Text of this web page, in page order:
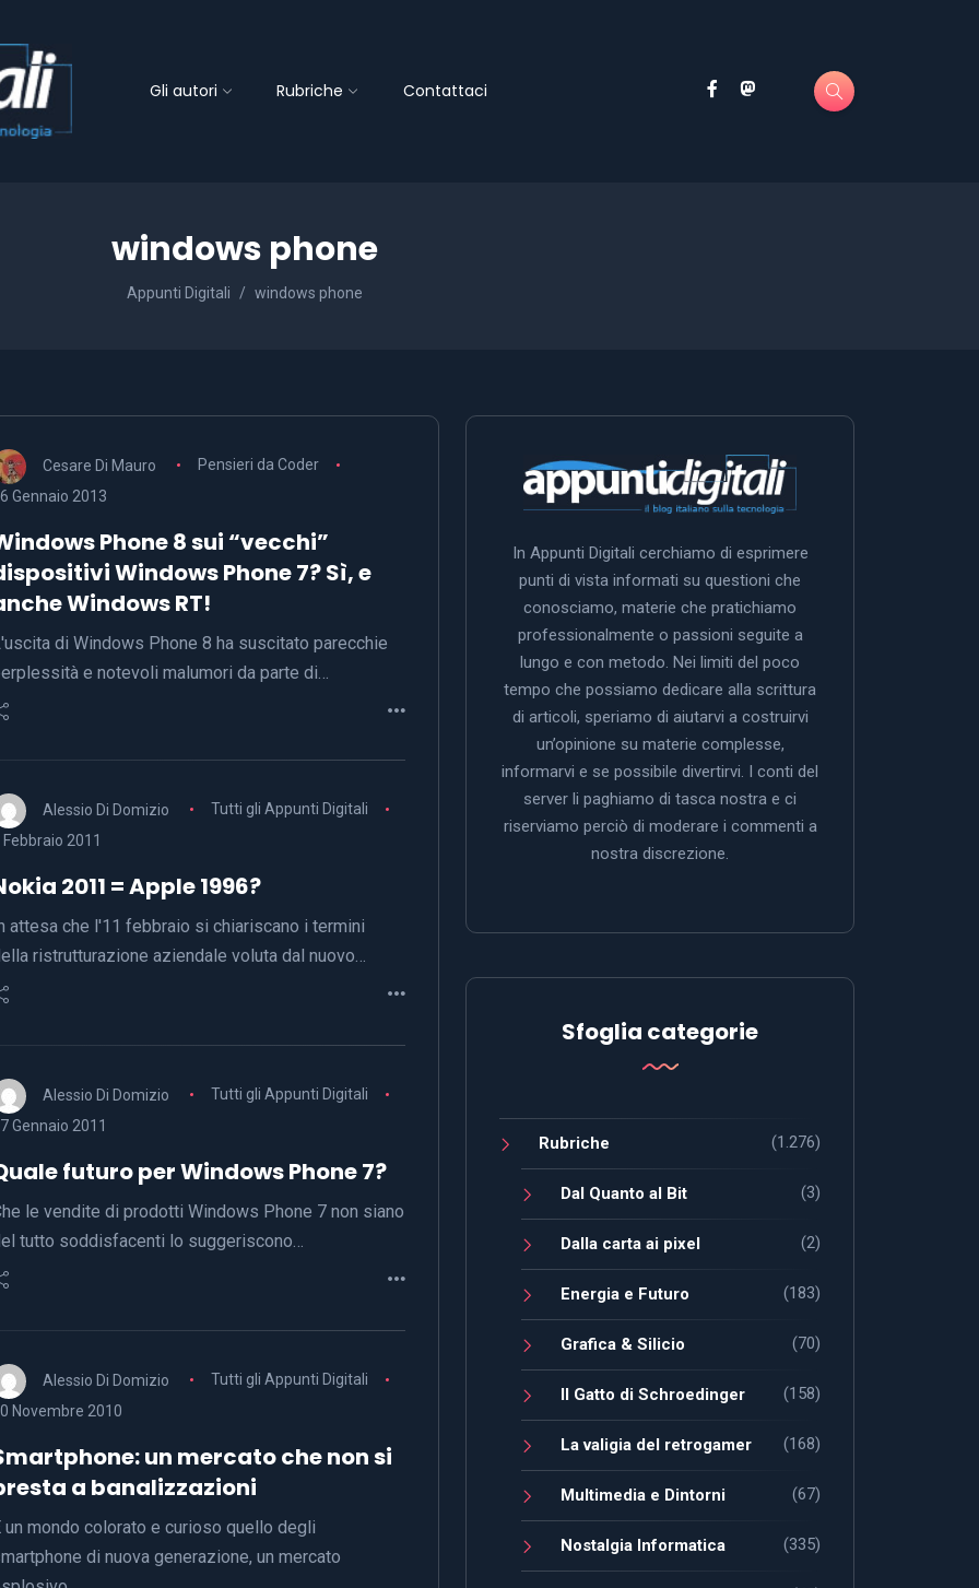
Gli autori Rubriche Contattaci
windows phone
Appunti Digitali windows phone
Cesare Di Mauro
Pensieri da Coder
Gennaio 2013
Phone 8 sui “vecchi”
Windows Phone 7? Sì, e
Windows RT!
di Windows Phone 8 ha suscitato parecchie
e notevoli malumori da parte di…
Alessio Di Domizio
Tutti gli Appunti Digitali
Febbraio 2011
2011 = Apple 1996?
attesa che l'11 febbraio si chiariscano i termini
ristrutturazione aziendale voluta dal nuovo…
Alessio Di Domizio
Tutti gli Appunti Digitali
Gennaio 2011
futuro per Windows Phone 7?
le vendite di prodotti Windows Phone 7 non siano
tutto soddisfacenti lo suggeriscono…
Alessio Di Domizio
Tutti gli Appunti Digitali
Novembre 2010
un mercato che non si
a banalizzazioni
un mondo colorato e curioso quello degli
di nuova generazione, un mercato
In Appunti Digitali cerchiamo di esprimere
punti di vista informati su questioni che
conosciamo, materie che pratichiamo
professionalmente o passioni seguite a
lungo e con metodo. Nei limiti del poco
tempo che possiamo dedicare alla scrittura
di articoli, speriamo di aiutarvi a costruirvi
un’opinione su materie complesse,
informarvi e se possibile divertirvi. I conti del
server li paghiamo di tasca nostra e ci
riserviamo perciò di moderare i commenti a
nostra discrezione.
Sfoglia categorie
Rubriche (1.276)
Dal Quanto al Bit (3)
Dalla carta ai pixel (2)
Energia e Futuro (183)
Grafica & Silicio (70)
Il Gatto di Schroedinger (158)
La valigia del retrogamer (168)
Multimedia e Dintorni (67)
Nostalgia Informatica (335)